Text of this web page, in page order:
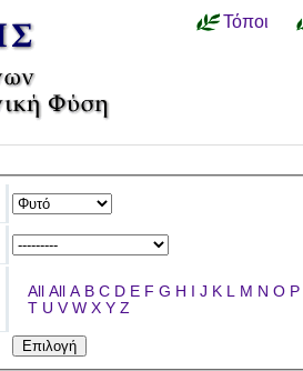
Τόποι
All All A B C D E F G H I J K L M N O P
T U V W X Y Z